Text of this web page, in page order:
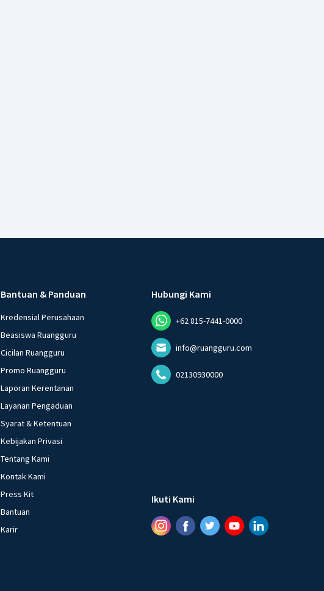
Bantuan & Panduan
Kredensial Perusahaan
Beasiswa Ruangguru
Cicilan Ruangguru
Promo Ruangguru
Laporan Kerentanan
Layanan Pengaduan
Syarat & Ketentuan
Kebijakan Privasi
Tentang Kami
Kontak Kami
Press Kit
Bantuan
Karir
Hubungi Kami
+62 815-7441-0000
info@ruangguru.com
02130930000
Ikuti Kami